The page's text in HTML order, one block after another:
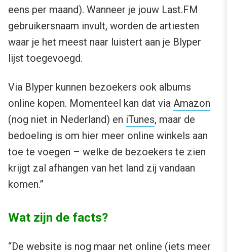
eens per maand). Wanneer je jouw Last.FM
gebruikersnaam invult, worden de artiesten
waar je het meest naar luistert aan je Blyper
lijst toegevoegd.
Via Blyper kunnen bezoekers ook albums
online kopen. Momenteel kan dat via Amazon
(nog niet in Nederland) en iTunes, maar de
bedoeling is om hier meer online winkels aan
toe te voegen – welke de bezoekers te zien
krijgt zal afhangen van het land zij vandaan
komen.”
Wat zijn de facts?
“De website is nog maar net online (iets meer